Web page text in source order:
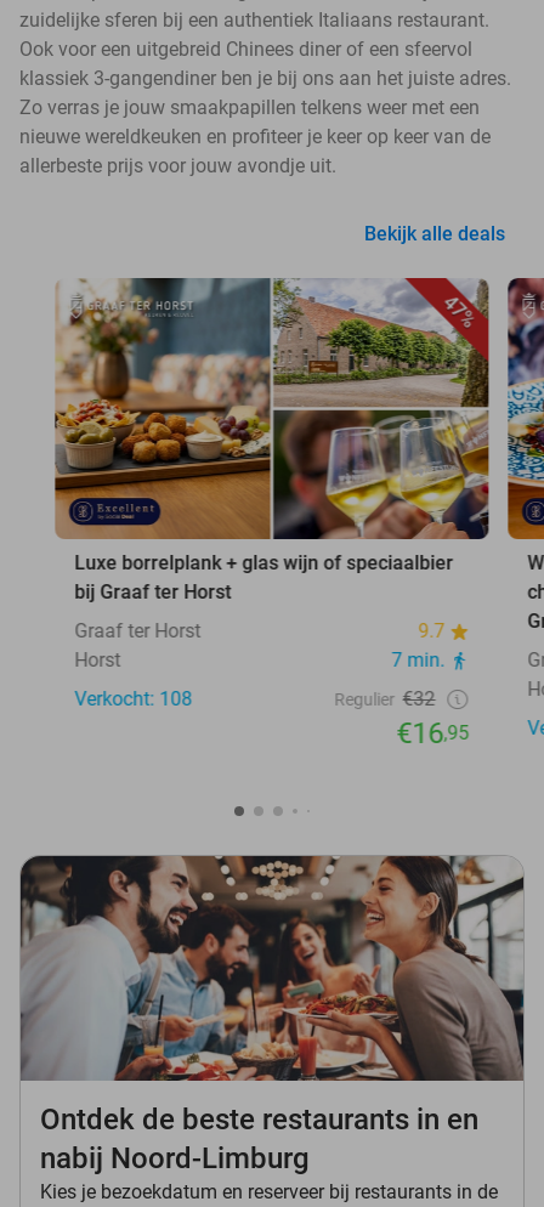
zuidelijke sferen bij een authentiek Italiaans restaurant.
Ook voor een uitgebreid Chinees diner of een sfeervol
klassiek 3-gangendiner ben je bij ons aan het juiste adres.
Zo verras je jouw smaakpapillen telkens weer met een
nieuwe wereldkeuken en profiteer je keer op keer van de
allerbeste prijs voor jouw avondje uit.
Bekijk alle deals
47%
Luxe borrelplank + glas wijn of speciaalbier
bij Graaf ter Horst
Graaf ter Horst
9.7
Horst
7 min.
Verkocht: 108
Regulier €32
€16,95
Ontdek de beste restaurants in en
nabij Noord-Limburg
Kies je bezoekdatum en reserveer bij restaurants in de